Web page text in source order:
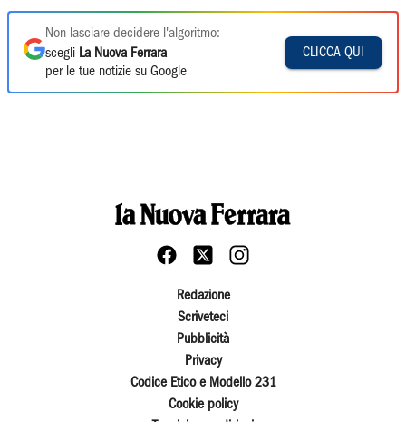
Non lasciare decidere l'algoritmo:
scegli La Nuova Ferrara
per le tue notizie su Google
CLICCA QUI
Redazione
Scriveteci
Pubblicità
Privacy
Codice Etico e Modello 231
Cookie policy